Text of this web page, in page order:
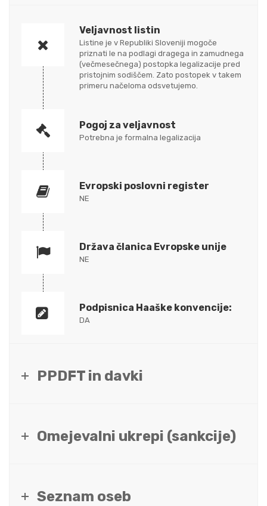
Veljavnost listin
Listine je v Republiki Sloveniji mogoče
priznati le na podlagi dragega in zamudnega
(večmesečnega) postopka legalizacije pred
pristojnim sodiščem. Zato postopek v takem
primeru načeloma odsvetujemo.
Pogoj za veljavnost
Potrebna je formalna legalizacija
Evropski poslovni register
NE
Država članica Evropske unije
NE
Podpisnica Haaške konvencije:
DA
PPDFT in davki
Omejevalni ukrepi (sankcije)
Seznam oseb